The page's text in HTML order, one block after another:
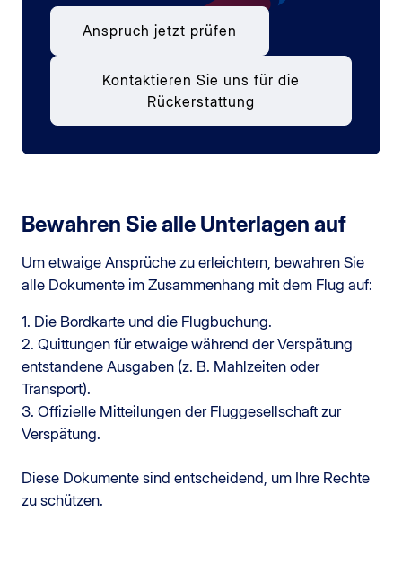
Anspruch jetzt prüfen
Kontaktieren Sie uns für die
Rückerstattung
Bewahren Sie alle Unterlagen auf
Um etwaige Ansprüche zu erleichtern, bewahren Sie
alle Dokumente im Zusammenhang mit dem Flug auf:
1. Die Bordkarte und die Flugbuchung.
2. Quittungen für etwaige während der Verspätung
entstandene Ausgaben (z. B. Mahlzeiten oder
Transport).
3. Offizielle Mitteilungen der Fluggesellschaft zur
Verspätung.
Diese Dokumente sind entscheidend, um Ihre Rechte
zu schützen.